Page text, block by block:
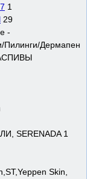
1
29
-
Пилинги/Дермапен
SERENADA 1
Skin,